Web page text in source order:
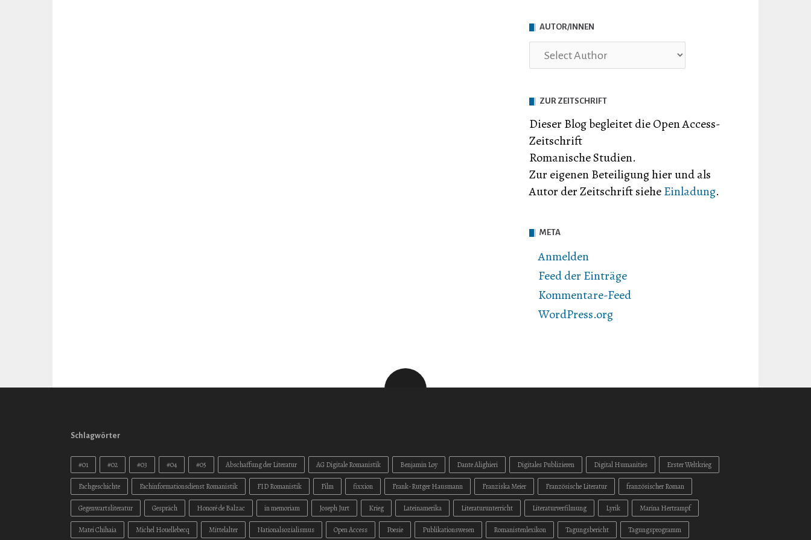
AUTOR/INNEN
ZUR ZEITSCHRIFT
Dieser Blog begleitet die Open Access-
Zeitschrift
Romanische Studien.
Zur eigenen Beteiligung hier und als
Autor der Zeitschrift sieheEinladung.
META
Anmelden
Feed der Einträge
Kommentare-Feed
WordPress.org
Schlagwörter
#01 #02 #03 #04 #05 Abschaffung der Literatur AG Digitale Romanistik Benjamin Loy Dante Alighieri Digitales Publizieren Digital Humanities Erster Weltkrieg
Fachgeschichte Fachinformationsdienst Romanistik FID Romanistik Film fixxion Frank-Rutger Hausmann Franziska Meier Französische Literatur französischer Roman
Gegenwartsliteratur Gespräch Honoré de Balzac in memoriam Joseph Jurt Krieg Lateinamerika Literaturunterricht Literaturverfilmung Lyrik Marina Hertrampf
Matei Chihaia Michel Houellebecq Mittelalter Nationalsozialismus Open Access Poesie Publikationswesen Romanistenlexikon Tagungsbericht Tagungsprogramm